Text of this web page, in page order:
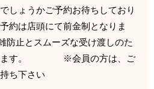
うかご予約お待ちしており
にて前金制となりま
防止とスムーズな受け渡しのた
します。 ※会員の方は、ご
お持ち下さい